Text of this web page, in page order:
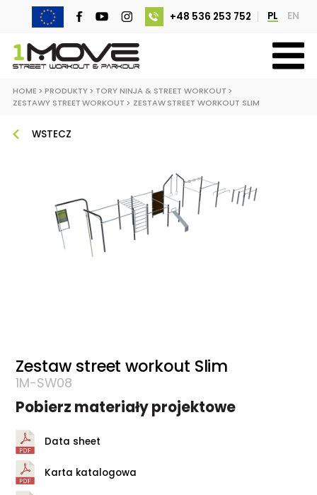
+48 536 253 752 PL EN
HOME > PRODUKTY> TORY NINJA & STREET WORKOUT >
ZESTAWY STREET WORKOUT > ZESTAW STREET WORKOUT SLIM
WSTECZ
Zestaw street workout Slim
1M-SW08
Pobierz materiały projektowe
Data sheet
Karta katalogowa